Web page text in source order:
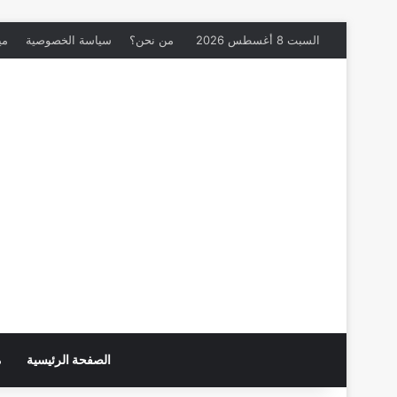
السبت 8 أغسطس 2026 من نحن؟ سياسة الخصوصية
الصفحة الرئيسية